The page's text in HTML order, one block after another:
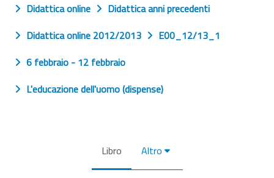
Didattica online
Didattica anni precedenti
Didattica online 2012/2013
E00_12/13_1
6 febbraio - 12 febbraio
L'educazione dell'uomo (dispense)
Libro Altro